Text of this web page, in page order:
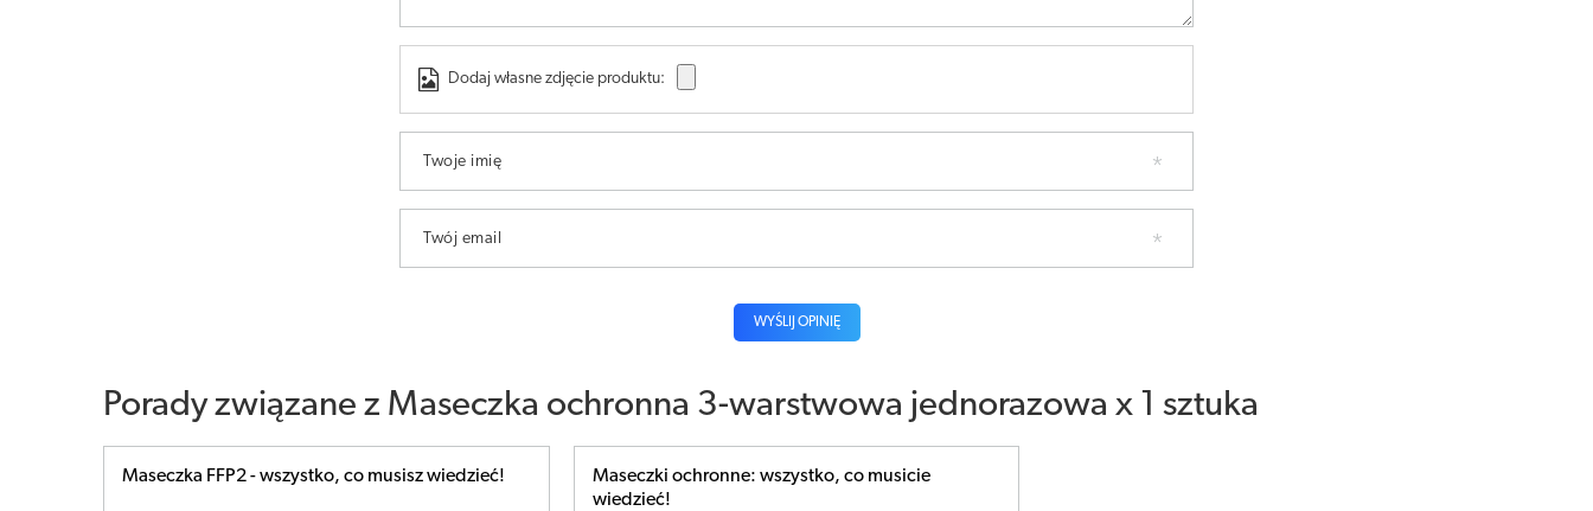
Dodaj własne zdjęcie produktu:
Twoje imię
Twój email
WYŚLIJ OPINIĘ
Porady związane z Maseczka ochronna 3-warstwowa jednorazowa x 1 sztuka
Maseczka FFP2 - wszystko, co musisz wiedzieć!
Maseczki ochronne: wszystko, co musicie
wiedzieć!